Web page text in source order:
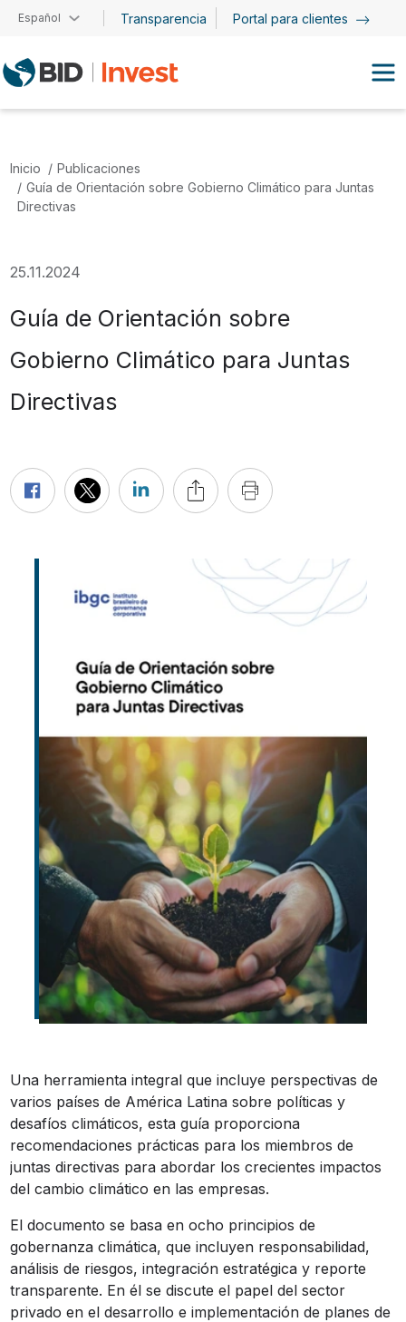
Pasar al contenido principal
Español Transparencia Portal para clientes
Inicio
Publicaciones
Guía de Orientación sobre Gobierno Climático para Juntas
Directivas
25.11.2024
Guía de Orientación sobre
Gobierno Climático para Juntas
Directivas
Una herramienta integral que incluye perspectivas de
varios países de América Latina sobre políticas y
desafíos climáticos, esta guía proporciona
recomendaciones prácticas para los miembros de
juntas directivas para abordar los crecientes impactos
del cambio climático en las empresas.
El documento se basa en ocho principios de
gobernanza climática, que incluyen responsabilidad,
análisis de riesgos, integración estratégica y reporte
transparente. En él se discute el papel del sector
privado en el desarrollo e implementación de planes de